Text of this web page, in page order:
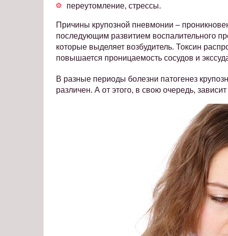
переутомление, стрессы.
Причины крупозной пневмонии –
последующим развитием воспалительного
которые выделяет возбудитель. Токсин
повышается проницаемость сосудов и
В разные периоды болезни патогенез
различен. А от этого, в свою очередь,